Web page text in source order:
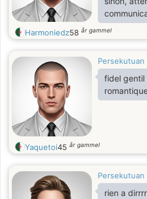
dieu
Harmoniedz58 år gammel
Persekutuan
fidel gentil
Yaquetoi45 år gammel
Persekutuan
rien a